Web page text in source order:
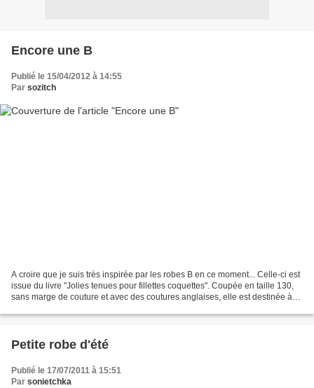
Encore une B
Publié le 15/04/2012 à 14:55
Par sozitch
A croire que je suis très inspirée par les robes B en ce moment... Celle-ci est
issue du livre "Jolies tenues pour fillettes coquettes". Coupée en taille 130,
sans marge de couture et avec des coutures anglaises, elle est destinée à
Petite robe d'été
Publié le 17/07/2011 à 15:51
Par sonietchka